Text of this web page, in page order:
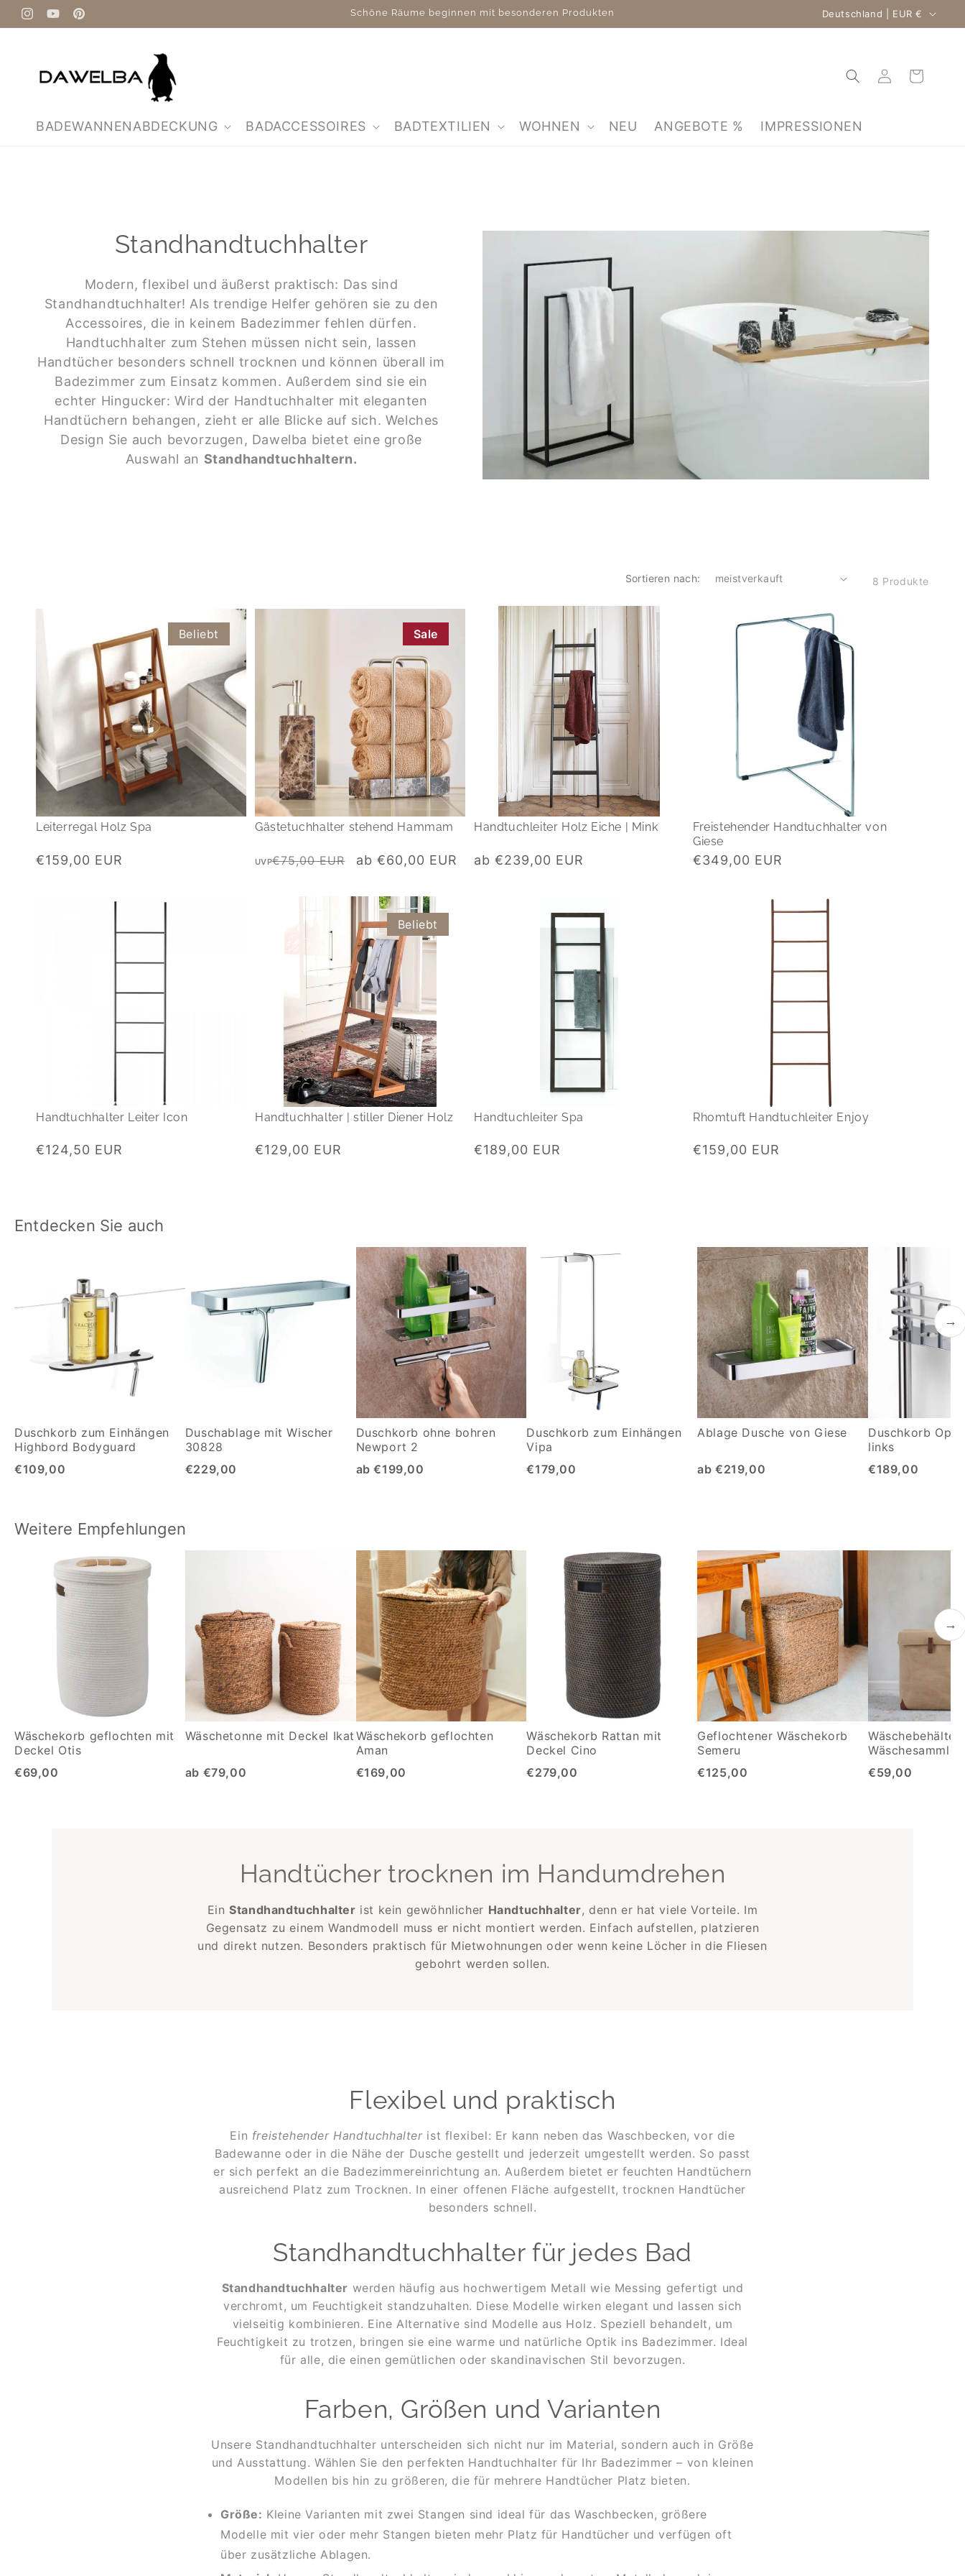
zum
Inhalt
InstagramYouTubePinterest
Schöne Räume beginnen mit besonderen Produkten Land/Region Deutschland | EUR €
BADEWANNENABDECKUNG BADACCESSOIRES BADTEXTILIEN WOHNEN NEU ANGEBOTE % IMPRESSIONEN
EinloggenWarenkorb
Standhandtuchhalter
Modern, flexibel und äußerst praktisch: Das sind
Standhandtuchhalter! Als trendige Helfer gehören sie zu den
Accessoires, die in keinem Badezimmer fehlen dürfen.
Handtuchhalter zum Stehen müssen nicht sein, lassen
Handtücher besonders schnell trocknen und können überall im
Badezimmer zum Einsatz kommen. Außerdem sind sie ein
echter Hingucker: Wird der Handtuchhalter mit eleganten
Handtüchern behangen, zieht er alle Blicke auf sich. Welches
Design Sie auch bevorzugen, Dawelba bietet eine große
Auswahl an Standhandtuchhaltern.
Sortieren nach: 8 Produkte
Leiterregal Holz Spa
Normaler
€159,00 EUR
Beliebt
Gästetuchhalter stehend Hammam
Normaler
UVP€75,00 EUR Verkaufspreis
ab €60,00 EUR
Sale
Handtuchleiter Holz Eiche | Mink
Normaler
ab €239,00 EUR
Freistehender Handtuchhalter von
Giese
Normaler
€349,00 EUR
Handtuchhalter Leiter Icon
Normaler
€124,50 EUR
Handtuchhalter | stiller Diener Holz
Normaler
€129,00 EUR
Beliebt
Handtuchleiter Spa
Normaler
€189,00 EUR
Rhomtuft Handtuchleiter Enjoy
Normaler
€159,00 EUR
Entdecken Sie auch
Duschkorb zum Einhängen
Highbord Bodyguard
€109,00
Duschablage mit Wischer
30828
€229,00
Duschkorb ohne bohren
Newport 2
ab €199,00
Duschkorb zum Einhängen
Vipa
€179,00
Ablage Dusche von Giese
ab €219,00
Duschkorb
links
€189,00
→
Weitere Empfehlungen
Wäschekorb geflochten mit
Deckel Otis
€69,00
Wäschetonne mit Deckel Ikat
ab €79,00
Wäschekorb geflochten
Aman
€169,00
Wäschekorb Rattan mit
Deckel Cino
€279,00
Geflochtener Wäschekorb
Semeru
€125,00
Wäschebehälter
€59,00
→
Handtücher trocknen im Handumdrehen
EinStandhandtuchhalter ist kein gewöhnlicher Handtuchhalter, denn er hat viele Vorteile. Im
Gegensatz zu einem Wandmodell muss er nicht montiert werden. Einfach aufstellen, platzieren
und direkt nutzen. Besonders praktisch für Mietwohnungen oder wenn keine Löcher in die Fliesen
gebohrt werden sollen.
Flexibel und praktisch
Ein freistehender Handtuchhalterist flexibel: Er kann neben das Waschbecken, vor die
Badewanne oder in die Nähe der Dusche gestellt und jederzeit umgestellt werden. So passt
er sich perfekt an die Badezimmereinrichtung an. Außerdem bietet er feuchten Handtüchern
ausreichend Platz zum Trocknen. In einer offenen Fläche aufgestellt, trocknen Handtücher
besonders schnell.
Stand­handtuch­halter für jedes Bad
Stand­hand­tuch­halter werden häufig aus hochwertigem Metall wie Messing gefertigt und
verchromt, um Feuchtigkeit standzuhalten. Diese Modelle wirken elegant und lassen sich
vielseitig kombinieren. Eine Alternative sind Modelle aus Holz. Speziell behandelt, um
Feuchtigkeit zu trotzen, bringen sie eine warme und natürliche Optik ins Badezimmer. Ideal
für alle, die einen gemütlichen oder skandinavischen Stil bevorzugen.
Farben, Größen und Varianten
Unsere Standhandtuchhalter unterscheiden sich nicht nur im Material, sondern auch in Größe
und Ausstattung. Wählen Sie den perfekten Handtuchhalter für Ihr Badezimmer – von kleinen
Modellen bis hin zu größeren, die für mehrere Handtücher Platz bieten.
Größe: Kleine Varianten mit zwei Stangen sind ideal für das Waschbecken, größere
Modelle mit vier oder mehr Stangen bieten mehr Platz für Handtücher und verfügen oft
über zusätzliche Ablagen.